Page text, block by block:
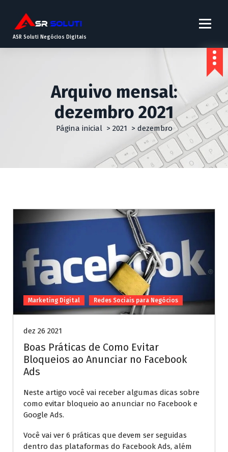
ASR Soluti Negócios Digitais
Arquivo mensal:
dezembro 2021
Página inicial> 2021 > dezembro
Marketing Digital Redes Sociais para Negócios
dez 26 2021
Boas Práticas de Como Evitar
Bloqueios ao Anunciar no Facebook
Ads
Neste artigo você vai receber algumas dicas sobre
como evitar bloqueio ao anunciar no Facebook e
Google Ads.
Você vai ver 6 práticas que devem ser seguidas
dentro das plataformas do Facebook Ads, além